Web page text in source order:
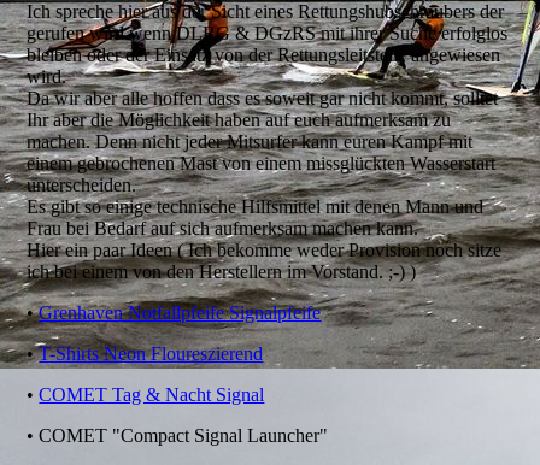
Ich spreche hier aus der Sicht eines Rettungshubschraubers der
gerufen wird wenn DLRG & DGzRS mit ihrer Suche erfolglos
bleiben oder der Einsatz von der Rettungsleitstelle angewiesen
wird.
Da wir aber alle hoffen dass es soweit gar nicht kommt, solltet
Ihr aber die Möglichkeit haben auf euch aufmerksam zu
machen. Denn nicht jeder Mitsurfer kann euren Kampf mit
einem gebrochenen Mast von einem missglückten Wasserstart
unterscheiden.
Es gibt so einige technische Hilfsmittel mit denen Mann und
Frau bei Bedarf auf sich aufmerksam machen kann.
Hier ein paar Ideen ( Ich bekomme weder Provision noch sitze
ich bei einem von den Herstellern im Vorstand. ;-) )
•Grenhaven Notfallpfeife Signalpfeife
•T-Shirts Neon Floureszierend
•COMET Tag & Nacht Signal
• COMET "Compact Signal Launcher"